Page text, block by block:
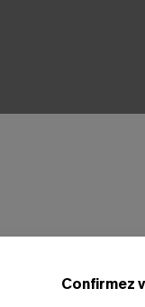
Confirmez